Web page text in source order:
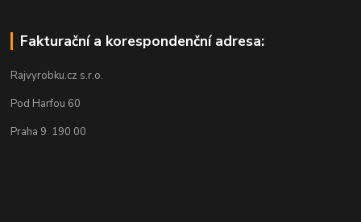
Fakturační a korespondenční adresa:
Rajvyrobku.cz s.r.o.
Pod Harfou 60
Praha 9 190 00